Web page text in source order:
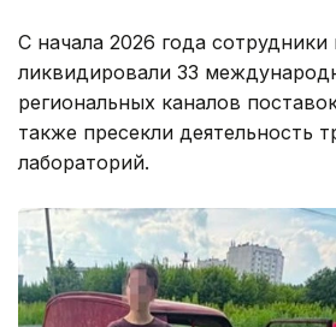
С начала 2026 года
ликвидировали 33
региональных каналов
также пресекли деятельность
лабораторий.